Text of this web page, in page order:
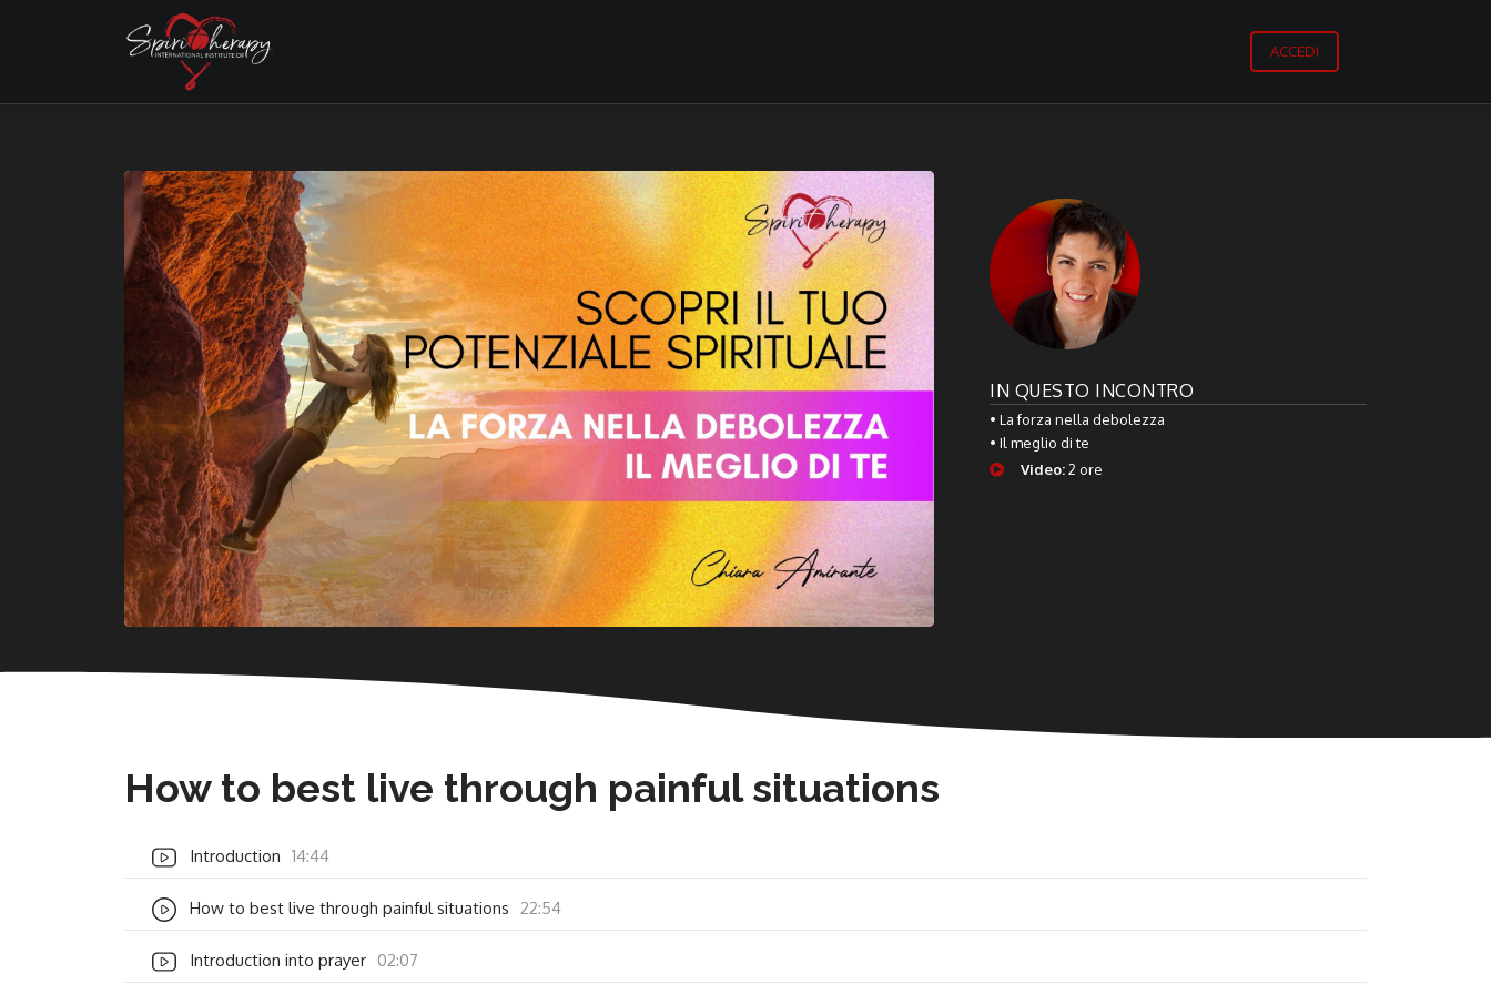
ACCEDI
IN QUESTO INCONTRO
• La forza nella debolezza
• Il meglio di te
Video:2 ore
How to best live through painful situations
Introduction 14:44
How to best live through painful situations 22:54
Introduction into prayer 02:07